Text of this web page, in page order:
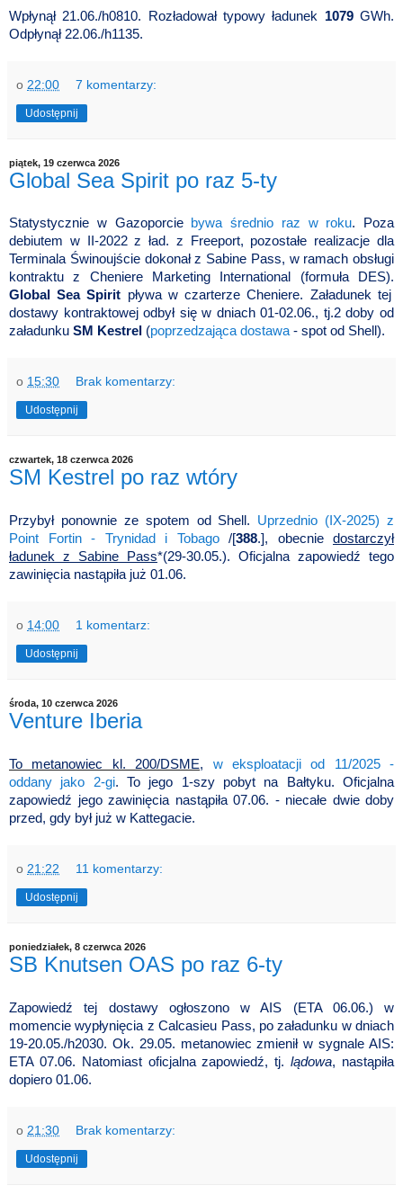
Wpłynął 21.06./h0810. Rozładował typowy ładunek 1079GWh.
Odpłynął 22.06./h1135.
o 22:00 7 komentarzy:
Udostępnij
piątek, 19 czerwca 2026
Global Sea Spirit po raz 5-ty
Statystycznie w Gazoporcie bywa średnio raz w roku. Poza
debiutem w II-2022 z ład. z Freeport, pozostałe realizacje dla
Terminala Świnoujście dokonał z Sabine Pass, w ramach obsługi
kontraktu z Cheniere Marketing International (formuła DES).
Global Sea Spirit pływa w czarterze Cheniere. Załadunek tej
dostawy kontraktowej odbył się w dniach 01-02.06., tj.2 doby od
załadunku SM Kestrel (poprzedzająca dostawa- spot od Shell).
o 15:30 Brak komentarzy:
Udostępnij
czwartek, 18 czerwca 2026
SM Kestrel po raz wtóry
Przybył ponownie ze spotem od Shell. Uprzednio (IX-2025) z
Point Fortin - Trynidad i Tobago/[388.], obecnie dostarczył
ładunek z Sabine Pass*(29-30.05.). Oficjalna zapowiedź tego
zawinięcia nastąpiła już 01.06.
o 14:00 1 komentarz:
Udostępnij
środa, 10 czerwca 2026
Venture Iberia
To metanowiec kl. 200/DSME, w eksploatacji od 11/2025 -
oddany jako 2-gi. To jego 1-szy pobyt na Bałtyku. Oficjalna
zapowiedź jego zawinięcia nastąpiła 07.06. - niecałe dwie doby
przed, gdy był już w Kattegacie.
o 21:22 11 komentarzy:
Udostępnij
poniedziałek, 8 czerwca 2026
SB Knutsen OAS po raz 6-ty
Zapowiedź tej dostawy ogłoszono w AIS (ETA 06.06.) w
momencie wypłynięcia z Calcasieu Pass, po załadunku w dniach
19-20.05./h2030. Ok. 29.05. metanowiec zmienił w sygnale AIS:
ETA 07.06. Natomiast oficjalna zapowiedź, tj.lądowa, nastąpiła
dopiero 01.06.
o 21:30 Brak komentarzy:
Udostępnij